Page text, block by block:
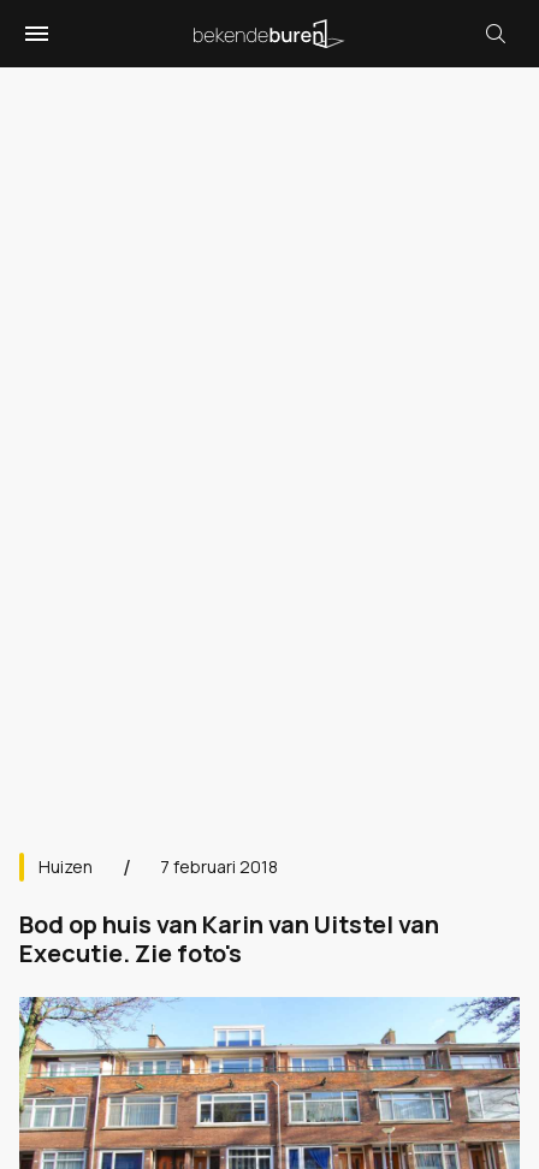
Huizen 7 februari 2018
Bod op huis van Karin van Uitstel van
Executie. Zie foto's